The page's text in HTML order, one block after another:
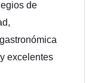
de
excelentes